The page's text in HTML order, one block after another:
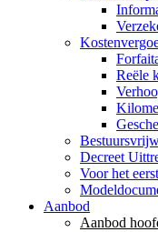
Reële
Decreet
Voor het
Aanbod
Aanbod